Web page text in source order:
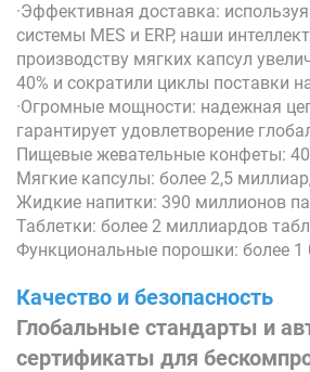
·Эффективная доставка:
системы MES и ERP, наши
производству мягких капсул
40% и сократили циклы поставки
·Огромные мощности: надежная
гарантирует удовлетворение
Пищевые жевательные конфеты:
Мягкие капсулы: более 2,5
Жидкие напитки: 390 миллионов
Таблетки: более 2 миллиардов
Функциональные порошки: более 1
Качество и безопасность
Глобальные стандарты и
сертификаты для